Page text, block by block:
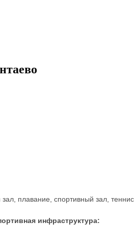
плавание, спортивный зал, теннис
инфраструктура: